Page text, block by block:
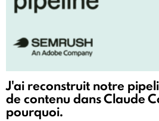
J'ai reconstruit notre
de contenu dans Claude
pourquoi.